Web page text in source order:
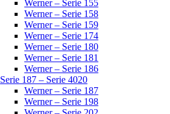
Werner – Serie 155
Werner – Serie 158
Werner – Serie 159
Werner – Serie 174
Werner – Serie 180
Werner – Serie 181
Werner – Serie 186
Serie 187 – Serie 4020
Werner – Serie 187
Werner – Serie 198